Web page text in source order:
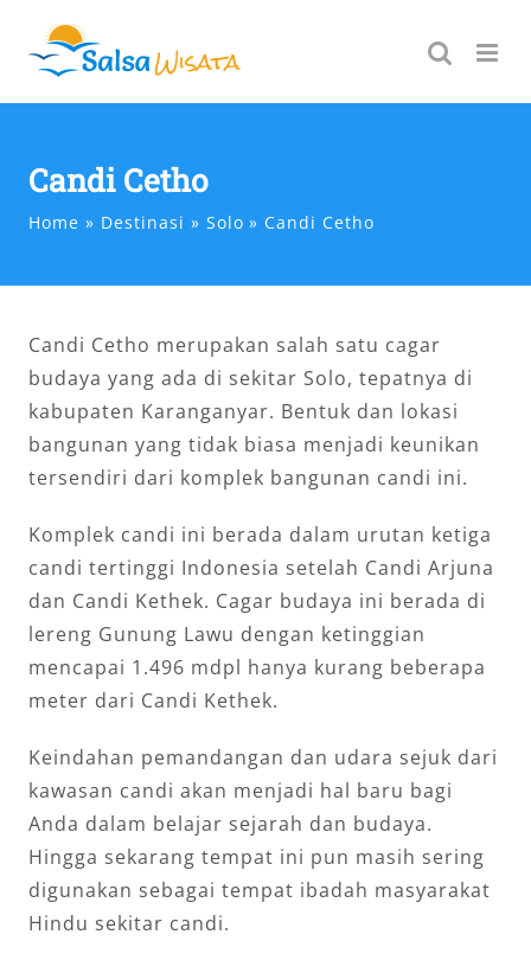
content
Candi Cetho
Home Destinasi Solo Candi Cetho
Candi Cetho merupakan salah satu cagar
budaya yang ada di sekitar Solo, tepatnya di
kabupaten Karanganyar. Bentuk dan lokasi
bangunan yang tidak biasa menjadi keunikan
tersendiri dari komplek bangunan candi ini.
Komplek candi ini berada dalam urutan ketiga
candi tertinggi Indonesia setelah Candi Arjuna
dan Candi Kethek. Cagar budaya ini berada di
lereng Gunung Lawu dengan ketinggian
mencapai 1.496 mdpl hanya kurang beberapa
meter dari Candi Kethek.
Keindahan pemandangan dan udara sejuk dari
kawasan candi akan menjadi hal baru bagi
Anda dalam belajar sejarah dan budaya.
Hingga sekarang tempat ini pun masih sering
digunakan sebagai tempat ibadah masyarakat
Hindu sekitar candi.